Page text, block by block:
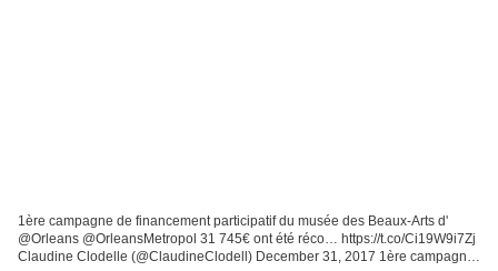
1ère campagne de financement participatif du musée des Beaux-Arts d'
@Orleans @OrleansMetropol 31 745€ ont été réco… https://t.co/Ci19W9i7Zj
Claudine Clodelle (@ClaudineClodell) December 31, 2017 1ère campagne